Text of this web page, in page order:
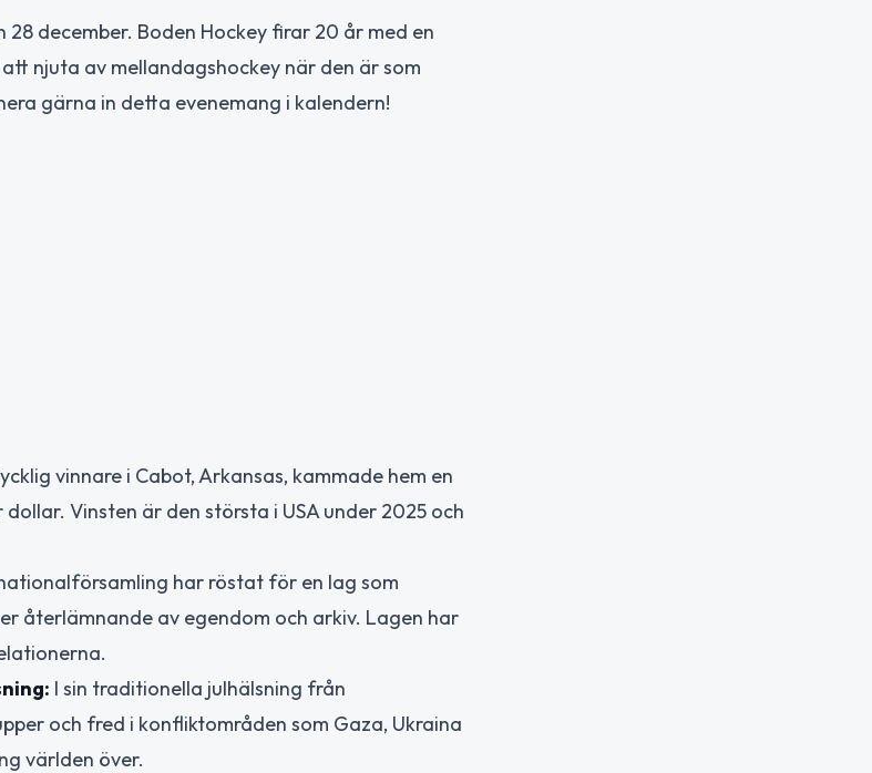
december. Boden Hockey firar 20 år med en
njuta av mellandagshockey när den är som
gärna in detta evenemang i kalendern!
vinnare i Cabot, Arkansas, kammade hem en
Vinsten är den största i USA under 2025 och
har röstat för en lag som
återlämnande av egendom och arkiv. Lagen har
I sin traditionella julhälsning från
och fred i konfliktområden som Gaza, Ukraina
världen över.